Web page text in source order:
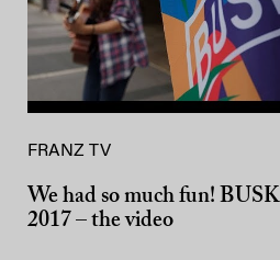
FRANZ TV
We had so much fun! BUSK
2017 – the video